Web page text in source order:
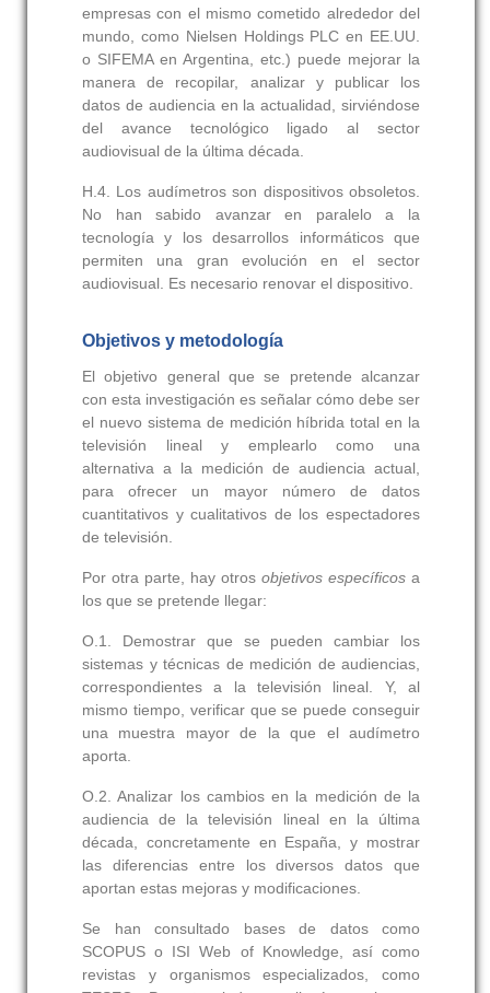
empresas con el mismo cometido alrededor del
mundo, como Nielsen Holdings PLC en EE.UU.
o SIFEMA en Argentina, etc.) puede mejorar la
manera de recopilar, analizar y publicar los
datos de audiencia en la actualidad, sirviéndose
del avance tecnológico ligado al sector
audiovisual de la última década.
H.4.
Los audímetros son dispositivos obsoletos.
No han sabido avanzar en paralelo a la
tecnología y los desarrollos informáticos que
permiten una gran evolución en el sector
audiovisual. Es necesario renovar el dispositivo.
Objetivos y metodología
El objetivo general que se pretende alcanzar
con esta investigación es señalar cómo debe ser
el nuevo sistema de medición híbrida total en la
televisión lineal y emplearlo como una
alternativa a la medición de audiencia actual,
para ofrecer un mayor número de datos
cuantitativos y cualitativos de los espectadores
de televisión.
Por otra parte, hay otrosobjetivos específicos a
los que se pretende llegar:
O.1.
Demostrar que se pueden cambiar los
sistemas y técnicas de medición de audiencias,
correspondientes a la televisión lineal. Y, al
mismo tiempo, verificar que se puede conseguir
una muestra mayor de la que el audímetro
aporta.
O.2.
Analizar los cambios en la medición de la
audiencia de la televisión lineal en la última
década, concretamente en España, y mostrar
las diferencias entre los diversos datos que
aportan estas mejoras y modificaciones.
Se han consultado bases de datos como
SCOPUS o ISI Web of Knowledge, así como
revistas y organismos especializados, como